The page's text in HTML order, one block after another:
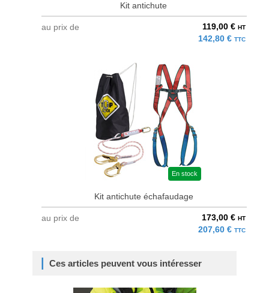
Kit antichute
au prix de 119,00 € HT
142,80 € TTC
En stock
Kit antichute échafaudage
au prix de 173,00 € HT
207,60 € TTC
Ces articles peuvent vous intéresser